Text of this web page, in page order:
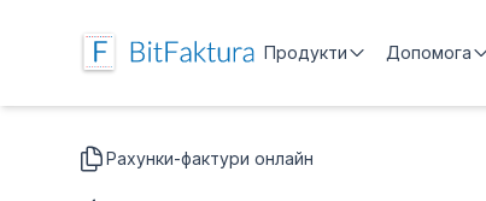
Продукти Допомога
Рахунки-фактури онлайн